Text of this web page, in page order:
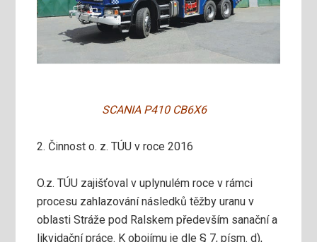
SCANIA P410 CB6X6
2. Činnost o. z. TÚU v roce 2016
O.z. TÚU zajišťoval v uplynulém roce v rámci
procesu zahlazování následků těžby uranu v
oblasti Stráže pod Ralskem především sanační a
likvidační práce. K obojímu je dle § 7, písm. d),